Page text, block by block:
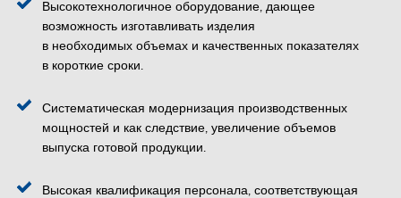
Высокотехнологичное оборудование, дающее
возможность изготавливать изделия
в необходимых объемах и качественных показателях
в короткие сроки.
Систематическая модернизация производственных
мощностей и как следствие, увеличение объемов
выпуска готовой продукции.
Высокая квалификация персонала, соответствующая